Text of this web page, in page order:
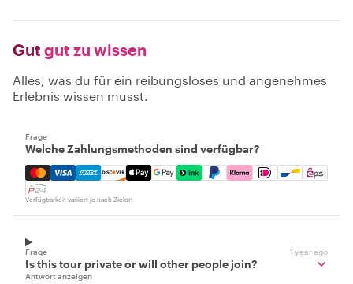
Gut gut zu wissen
Alles, was du für ein reibungsloses und angenehmes
Erlebnis wissen musst.
Frage
Welche Zahlungsmethoden sind verfügbar?
Mastercard, Visa, Amex, Discover, Apple Pay, Google
Verfügbarkeit variiert je nach Zielort
Frage 1 year ago
Is this tour private or will other people join?
Antwort anzeigen